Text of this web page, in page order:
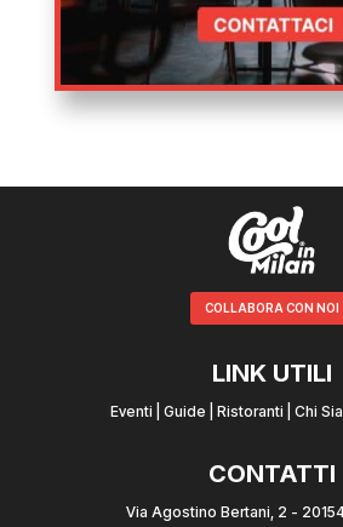
COLLABORA CON NOI
LINK UTILI
Eventi Guide Ristoranti Chi
CONTATTI
Via Agostino Bertani, 2 -